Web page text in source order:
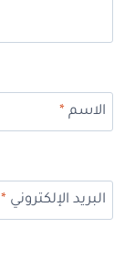
الاسم*
البريد الإلكتروني*